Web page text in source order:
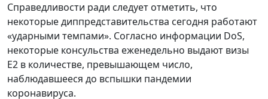
Справедливости ради следует отметить, что
некоторые диппредставительства сегодня работают
«ударными темпами». Согласно информации DoS,
некоторые консульства еженедельно выдают визы
E2 в количестве, превышающем число,
наблюдавшееся до вспышки пандемии
коронавируса.